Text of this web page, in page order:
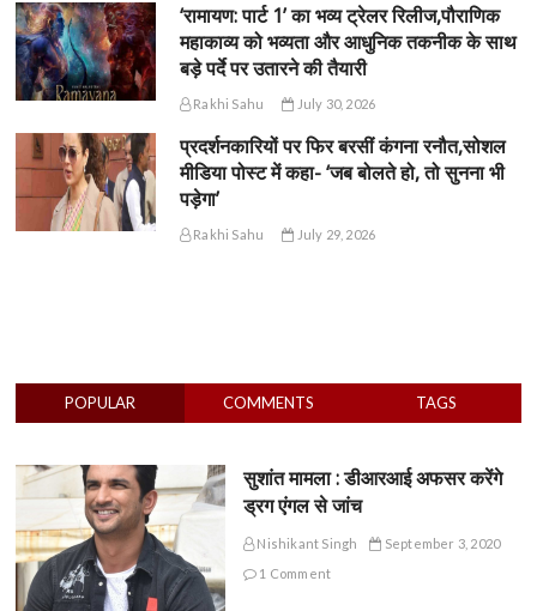
‘रामायण: पार्ट 1’ का भव्य ट्रेलर रिलीज,पौराणिक
महाकाव्य को भव्यता और आधुनिक तकनीक के साथ
बड़े पर्दे पर उतारने की तैयारी
Rakhi Sahu July 30, 2026
प्रदर्शनकारियों पर फिर बरसीं कंगना रनौत,सोशल
मीडिया पोस्ट में कहा- ‘जब बोलते हो, तो सुनना भी
पड़ेगा’
Rakhi Sahu July 29, 2026
POPULAR COMMENTS TAGS
सुशांत मामला : डीआरआई अफसर करेंगे
ड्रग एंगल से जांच
Nishikant Singh
September 3, 2020
1 Comment